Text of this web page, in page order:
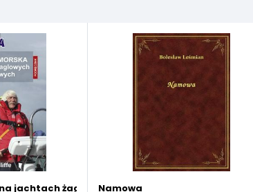
jachtach żaglowych i motorowych
Namowa